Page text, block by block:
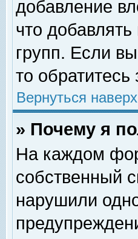
добавление
что
групп. Если
то
Вернуться наверх
» Почему я
На каждом
собственный
нарушили